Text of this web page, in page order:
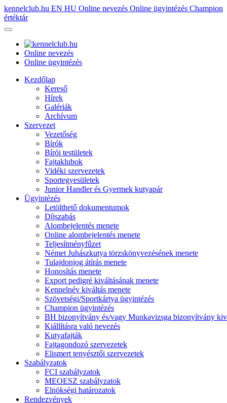
kennelclub.hu EN HU Online nevezés Online ügyintézés Champion
értéktár
Online nevezés
Online ügyintézés
Kezdőlap
Kereső
Hírek
Galériák
Archívum
Szervezet
Vezetőség
Bírók
Bírói testületek
Fajtaklubok
Vidéki szervezetek
Sportegyesületek
Junior Handler és Gyermek kutyapár
Ügyintézés
Letölthető dokumentumok
Díjszabás
Alombejelentés menete
Online alombejelentés menete
Teljesítményfűzet
Német Juhászkutya törzskönyvezésének menete
Tulajdonjog átírás menete
Honosítás menete
Export pedigré kiváltásának menete
Kennelnév kiváltás menete
Szövetségi/Sportkártya ügyintézés
Champion ügyintézés
BH bizonyítvány és/vagy Munkavizsga bizonyítvány
Kiállításra való nevezés
Kutyafajták
Fajtagondozó szervezetek
Elismert tenyésztői szervezetek
Szabályzatok
FCI szabályzatok
MEOESZ szabályzatok
Elnökségi határozatok
Rendezvények